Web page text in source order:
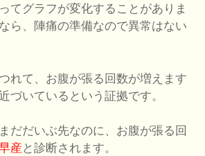
てグラフが変化することがありま
ら、陣痛の準備なので異常はない
れて、お腹が張る回数が増えます
づいているという証拠です。
だだいぶ先なのに、お腹が張る回
産 と診断されます。